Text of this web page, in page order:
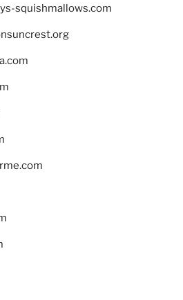
squishmallows.com